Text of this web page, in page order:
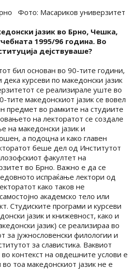
Фото: Масариков универзитет
јазик во Брно, Чешка,
1995/96 година. Во
дејствуваше?
бил основан во 90-тите години,
курсеви по македонски јазик
се реализирале уште во
тите македонскиот јазик се вовел
предмет во рамките на студиите
на лекторатот се создале
на македонски јазик и
а подоцна и како главен
беше дел од Институтот
факултет на
во Брно. Важно е да се
испраќање лектори од
како таков не
академско тело или
Студиските програми и курсеви
јазик и книжевност, како и
јазик) се реализираа во
за јужнословенски филологии и
за славистика. Ваквиот
во контекст на овдешните услови е
тоа македонскиот јазик не е